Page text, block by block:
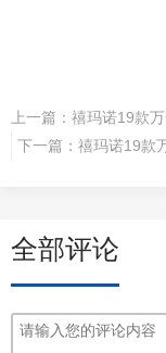
上一篇：
下一篇： 禧玛诺19款
全部评论